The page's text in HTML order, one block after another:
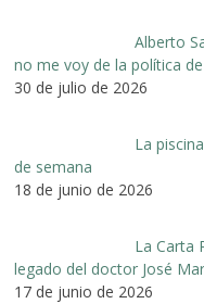
Alberto
no me voy de la política
30 de julio de 2026
La
de semana
18 de junio de 2026
La Carta
legado del doctor José
17 de junio de 2026